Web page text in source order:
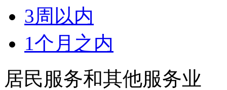
3周以内
1个月之内
居民服务和其他服务业